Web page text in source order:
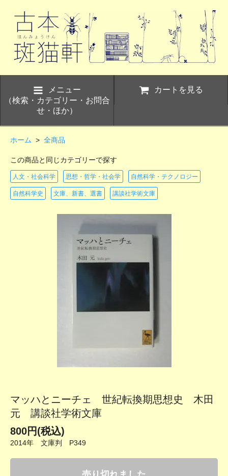
メニュー
（検索・カテゴリー・お問合
せ・ほか）
カートを見る
ホーム > 全商品
この商品と同じカテゴリーで探す
人文・社会科学 思想・哲学・社会学 自然科学・テクノロジー
自然科学史 文庫、新書、選書 講談社学術文庫
マッハとニーチェ 世紀転換期思想史 木田
元 講談社学術文庫
800円(税込)
2014年 文庫判 P349